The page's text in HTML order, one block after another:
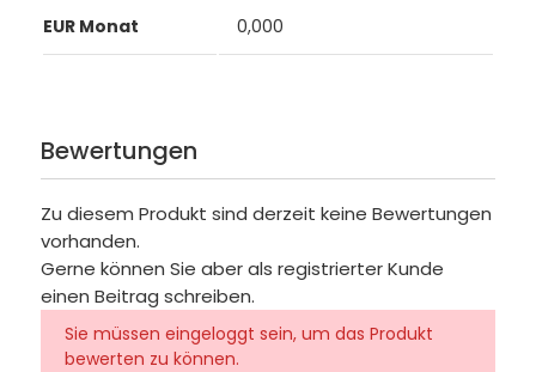
EUR Monat 0,000
Bewertungen
Zu diesem Produkt sind derzeit keine Bewertungen
vorhanden.
Gerne können Sie aber als registrierter Kunde
einen Beitrag schreiben.
Sie müssen eingeloggt sein, um das Produkt
bewerten zu können.